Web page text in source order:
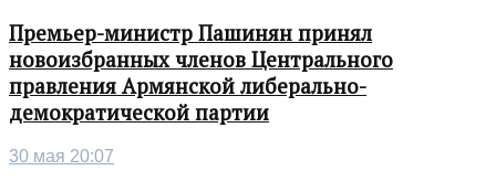
Премьер-министр Пашинян принял
новоизбранных членов Центрального
правления Армянской либерально-
демократической партии
30 мая 20:07